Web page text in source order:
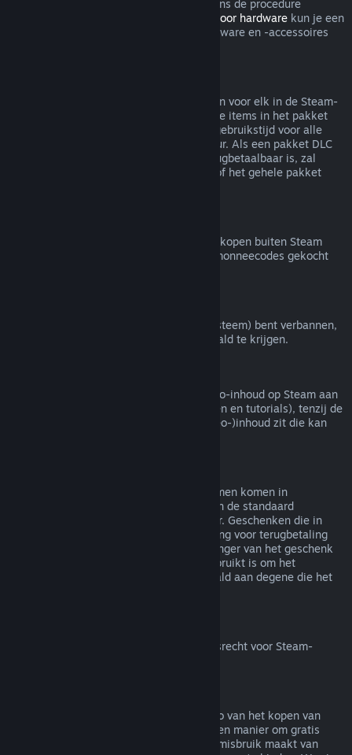
Binnen de relevante tijdsperiode en volgens de procedure
Terugbetalingsbeleid voor hardwarekun je een
terugbetaling aanvragen voor Steam-hardware en -accessoires
Je kunt een volledige terugbetaling krijgen voor elk in de Steam-
winkel gekocht pakket zolang geen van de items in het pakket
zijn overgedragen en de gecombineerde gebruikstijd voor alle
items in het pakket minder is dan twee uur. Als een pakket DLC
of een item in een spel bevat dat niet terugbetaalbaar is, zal
Steam je tijdens het afrekenen vertellen of het gehele pakket
Valve doet geen terugbetalingen voor aankopen buiten Steam
(bijvoorbeeld cd-sleutels of Steam-portemonneecodes gekocht
Als je door VAC (het Valve Anti-Cheat-systeem) bent verbannen,
verlies je het recht om dat spel terugbetaald te krijgen.
We bieden geen terugbetalingen van video-inhoud op Steam aan
(bijv. films, korte films, series, afleveringen en tutorials), tenzij de
video in een bundel met andere (niet-video-)inhoud zit die kan
Geschenken die niet in gebruik zijn genomen komen in
aanmerking voor een terugbetaling binnen de standaard
terugbetalingsperiode van 14 dagen/2 uur. Geschenken die in
gebruik zijn genomen komen in aanmerking voor terugbetaling
onder dezelfde voorwaarden als de ontvanger van het geschenk
de terugbetaling aanvraagt. Saldo dat gebruikt is om het
geschenk te kopen zal worden terugbetaald aan degene die het
Voor meer uitleg over hoe het herroepingsrecht voor Steam-
Terugbetalingen zijn bedoeld om het risico van het kopen van
titels op Steam weg te nemen - niet als een manier om gratis
spellen te krijgen. Als het ons lijkt dat je misbruik maakt van